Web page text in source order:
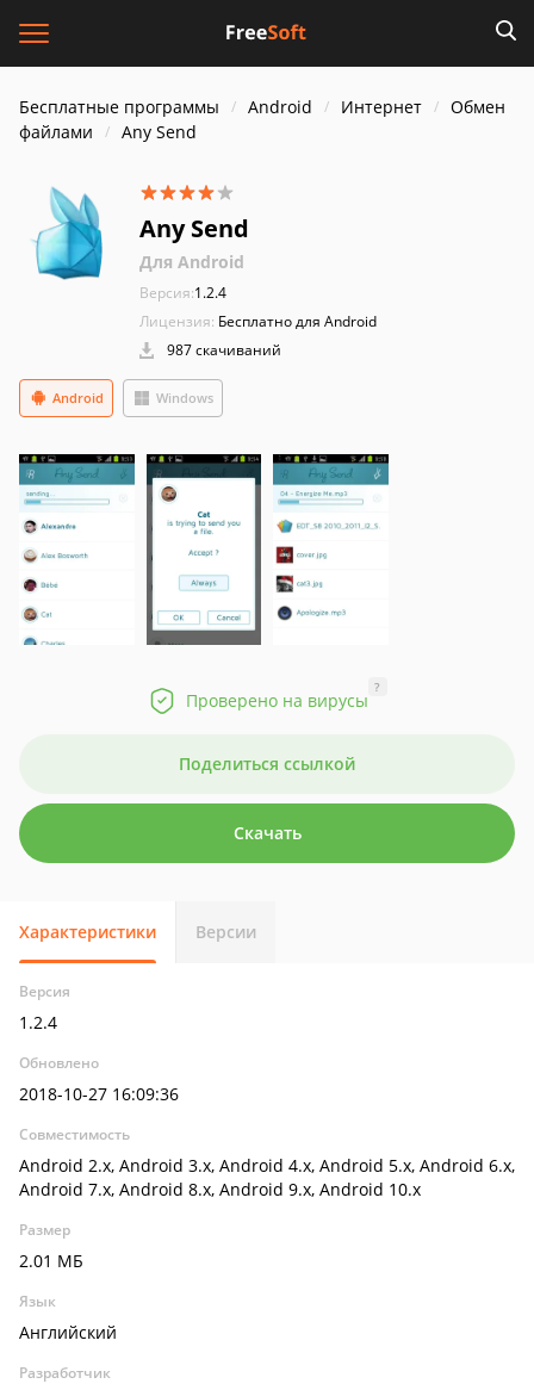
Бесплатные программы Android Интернет
Обмен
файлами
Any Send
Any Send
Для Android
Версия:1.2.4
Лицензия: Бесплатно для Android
987 скачиваний
Android Windows
Проверено на вирусы
?
Поделиться ссылкой
Скачать
Характеристики Версии
Версия
1.2.4
Обновлено
2018-10-27 16:09:36
Совместимость
Android 2.x, Android 3.x, Android 4.x, Android 5.x, Android 6.x,
Android 7.x, Android 8.x, Android 9.x, Android 10.x
Размер
2.01 МБ
Язык
Английский
Разработчик